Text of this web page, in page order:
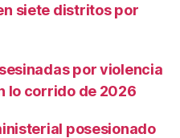
siete distritos por
por violencia
lo corrido de 2026
posesionado